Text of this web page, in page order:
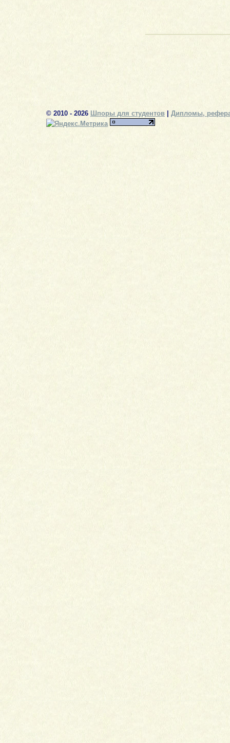
© 2010 - 2026 Шпоры для студентов Дипломы,